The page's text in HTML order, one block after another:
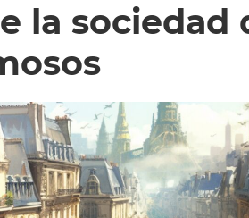
la sociedad